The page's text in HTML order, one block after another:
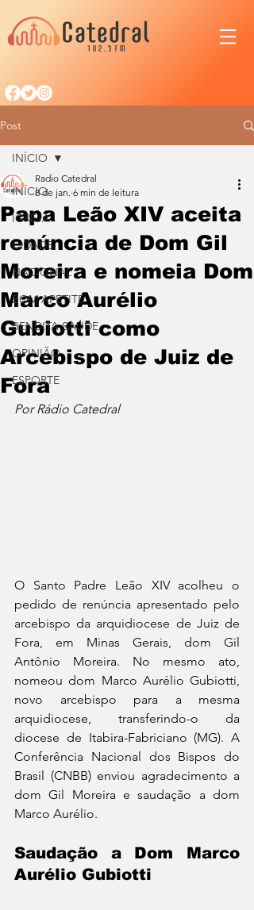
Post
INÍCIO
IGREJA
CIDADE
NACIONAL
BOM APETITE
BENDITA SAÚDE
OPINIÃO
ESPORTE
INÍCIO
Papa Leão XIV aceita
renúncia de Dom Gil
Moreira e nomeia Dom
Marco Aurélio
Gubiotti como
Arcebispo de Juiz de
Fora
Radio Catedral
8 de jan. 6 min de leitura
Por Rádio Catedral
O Santo Padre Leão XIV acolheu o
pedido de renúncia apresentado pelo
arcebispo da arquidiocese de Juiz de
Fora, em Minas Gerais, dom Gil
Antônio Moreira. No mesmo ato,
nomeou dom Marco Aurélio Gubiotti,
novo arcebispo para a mesma
arquidiocese, transferindo-o da
diocese de Itabira-Fabriciano (MG). A
Conferência Nacional dos Bispos do
Brasil (CNBB) enviou agradecimento a
dom Gil Moreira e saudação a dom
Marco Aurélio.
Saudação a Dom Marco
Aurélio Gubiotti